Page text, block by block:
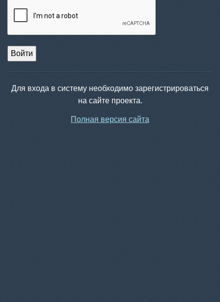
Войти
Для входа в систему необходимо зарегистрироваться
на сайте проекта.
Полная версия сайта